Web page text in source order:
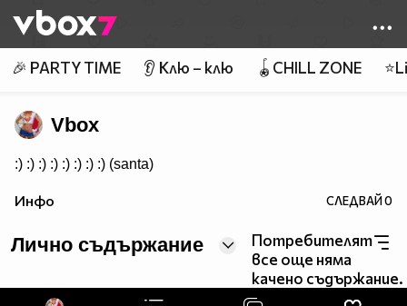
👾
🎉 PARTY TIME 👂 Клю – клю 🪀CHILL ZONE
Vbox
:) :) :) :) :) :) :) :) (santa)
Инфо СЛЕДВАЙ0
Лично съдържание
Потребителят
все още няма
качено съдържание.